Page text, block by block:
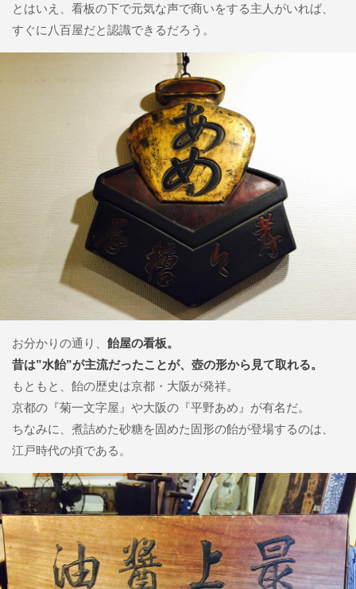
とはいえ、看板の下で元気な声で商いをする主人がいれば、
すぐに八百屋だと認識できるだろう。
お分かりの通り、 飴屋の看板。
昔は”水飴”が主流だったことが、壺の形から見て取れる。
もともと、飴の歴史は京都・大阪が発祥。
京都の『菊一文字屋』や大阪の『平野あめ』が有名だ。
ちなみに、煮詰めた砂糖を固めた固形の飴が登場するのは、
江戸時代の頃である。